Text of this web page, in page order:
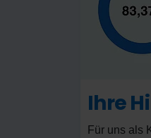
Ihre
Für uns als